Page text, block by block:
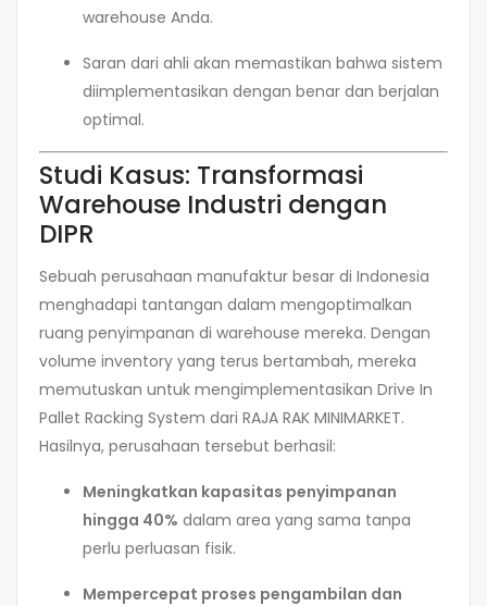
warehouse Anda.
Saran dari ahli akan memastikan bahwa sistem
diimplementasikan dengan benar dan berjalan
optimal.
Studi Kasus: Transformasi
Warehouse Industri dengan
DIPR
Sebuah perusahaan manufaktur besar di Indonesia
menghadapi tantangan dalam mengoptimalkan
ruang penyimpanan di warehouse mereka. Dengan
volume inventory yang terus bertambah, mereka
memutuskan untuk mengimplementasikan Drive In
Pallet Racking System dari RAJA RAK MINIMARKET.
Hasilnya, perusahaan tersebut berhasil:
Meningkatkan kapasitas penyimpanan
hingga 40% dalam area yang sama tanpa
perlu perluasan fisik.
Mempercepat proses pengambilan dan